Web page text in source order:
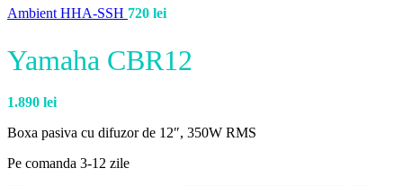
Ambient HHA-SSH 720 lei
Yamaha CBR12
1.890 lei
Boxa pasiva cu difuzor de 12″, 350W RMS
Pe comanda 3-12 zile